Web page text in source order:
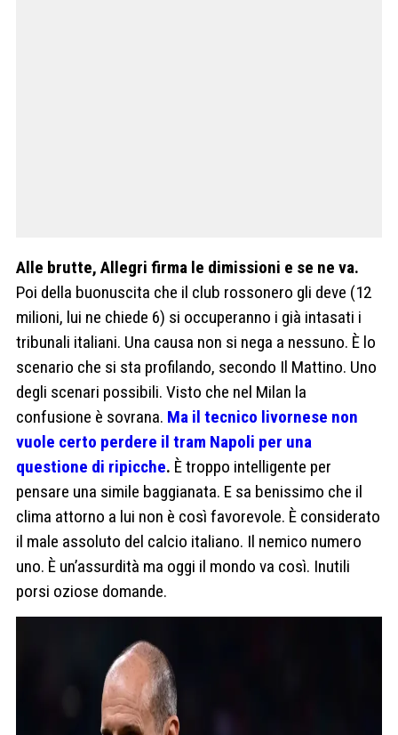
Alle brutte, Allegri firma le dimissioni e se ne va.
Poi della buonuscita che il club rossonero gli deve (12
milioni, lui ne chiede 6) si occuperanno i già intasati i
tribunali italiani. Una causa non si nega a nessuno. È lo
scenario che si sta profilando, secondo Il Mattino. Uno
degli scenari possibili. Visto che nel Milan la
confusione è sovrana. Ma il tecnico livornese non
vuole certo perdere il tram Napoli per una
questione di ripicche. È troppo intelligente per
pensare una simile baggianata. E sa benissimo che il
clima attorno a lui non è così favorevole. È considerato
il male assoluto del calcio italiano. Il nemico numero
uno. È un’assurdità ma oggi il mondo va così. Inutili
porsi oziose domande.